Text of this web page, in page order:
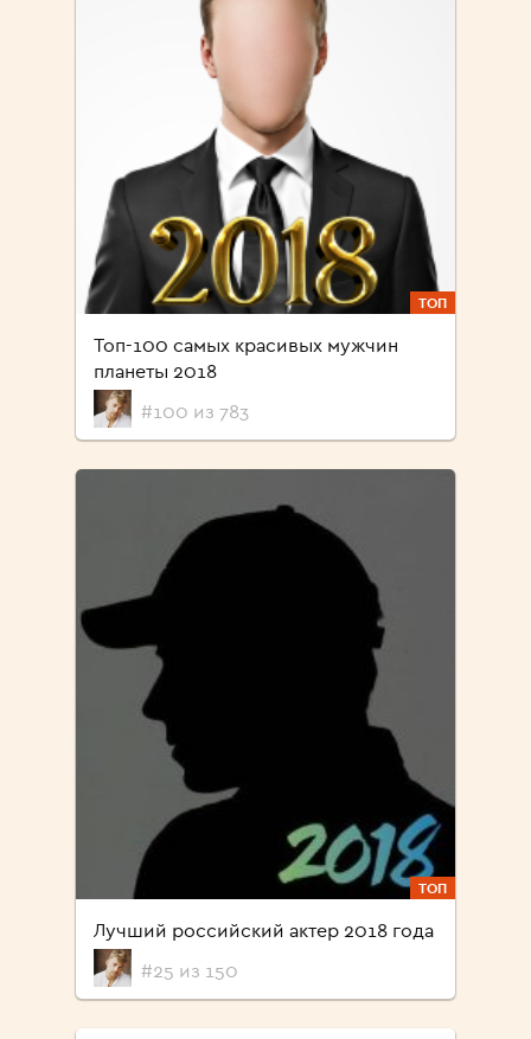
ТОП
Топ-100 самых красивых мужчин
планеты 2018
#100 из 783
ТОП
Лучший российский актер 2018 года
#25 из 150